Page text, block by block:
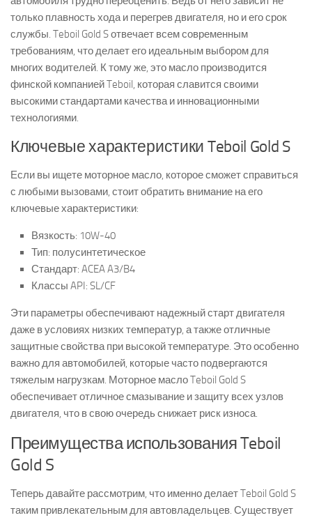
только плавность хода и перегрев двигателя, но и его срок
службы. Teboil Gold S отвечает всем современным
требованиям, что делает его идеальным выбором для
многих водителей. К тому же, это масло производится
финской компанией Teboil, которая славится своими
высокими стандартами качества и инновационными
технологиями.
Ключевые характеристики Teboil Gold S
Если вы ищете моторное масло, которое сможет справиться
с любыми вызовами, стоит обратить внимание на его
ключевые характеристики:
Вязкость: 10W-40
Тип: полусинтетическое
Стандарт: ACEA A3/B4
Классы API: SL/CF
Эти параметры обеспечивают надежный старт двигателя
даже в условиях низких температур, а также отличные
защитные свойства при высокой температуре. Это особенно
важно для автомобилей, которые часто подвергаются
тяжелым нагрузкам. Моторное масло Teboil Gold S
обеспечивает отличное смазывание и защиту всех узлов
двигателя, что в свою очередь снижает риск износа.
Преимущества использования Teboil
Gold S
Теперь давайте рассмотрим, что именно делает Teboil Gold S
таким привлекательным для автовладельцев. Существует